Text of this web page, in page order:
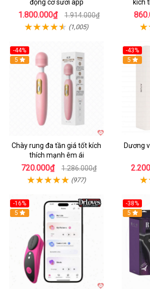
động cơ sưởi app
1.800.000₫ 1.914.000₫
(1,005)
kích
-44%
Hot
5
Chày rung đa tần giá tốt kích
thích mạnh êm ái
720.000₫ 1.286.000₫
(977)
-43%
Hot
5
Dương
-16%
Hot
5
-38%
Hot
5